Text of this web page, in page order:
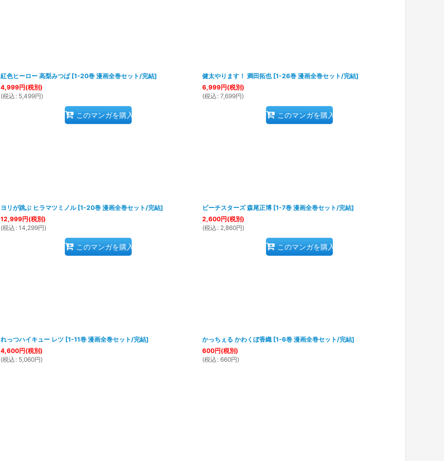
紅色ヒーロー 高梨みつば [1-20巻 漫画全巻セット/完結]
4,999円(税別)
(税込 : 5,499円)
このマンガを購入
健太やります！ 満田拓也 [1-26巻 漫画全巻セット/完結]
6,999円(税別)
(税込 : 7,699円)
このマンガを購入
ヨリが跳ぶ ヒラマツミノル [1-20巻 漫画全巻セット/完結]
12,999円(税別)
(税込 : 14,299円)
このマンガを購入
ビーチスターズ 森尾正博 [1-7巻 漫画全巻セット/完結]
2,600円(税別)
(税込 : 2,860円)
このマンガを購入
れっつハイキュー レツ [1-11巻 漫画全巻セット/完結]
4,600円(税別)
(税込 : 5,060円)
かっちぇる かわくぼ香織 [1-6巻 漫画全巻セット/完結]
600円(税別)
(税込 : 660円)